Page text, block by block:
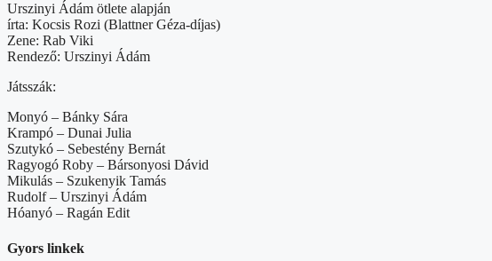
Urszinyi Ádám ötlete alapján
írta: Kocsis Rozi (Blattner Géza-díjas)
Zene: Rab Viki
Rendező: Urszinyi Ádám
Játsszák:
Monyó – Bánky Sára
Krampó – Dunai Julia
Szutykó – Sebestény Bernát
Ragyogó Roby – Bársonyosi Dávid
Mikulás – Szukenyik Tamás
Rudolf – Urszinyi Ádám
Hóanyó – Ragán Edit
Gyors linkek